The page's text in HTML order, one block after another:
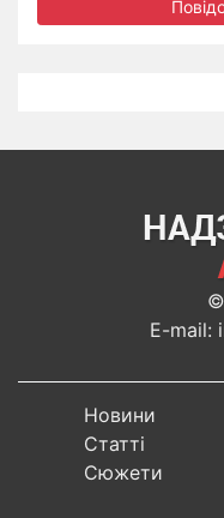
E-mail:
Новини
Статті
Сюжети